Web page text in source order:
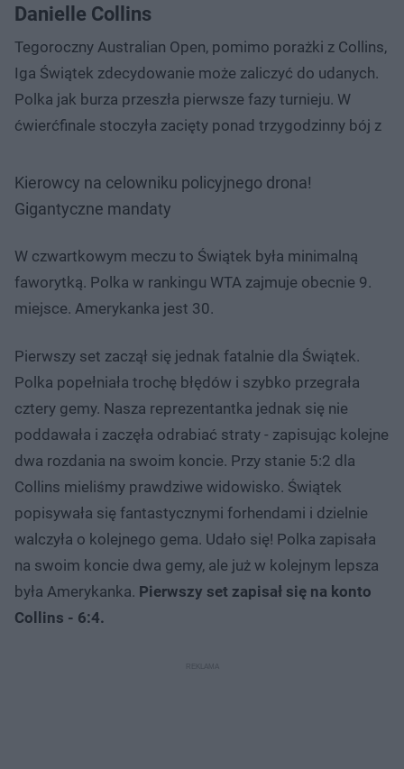
Danielle Collins
Tegoroczny Australian Open, pomimo porażki z Collins,
Iga Świątek zdecydowanie może zaliczyć do udanych.
Polka jak burza przeszła pierwsze fazy turnieju. W
ćwierćfinale stoczyła zacięty ponad trzygodzinny bój z
Kierowcy na celowniku policyjnego drona!
Gigantyczne mandaty
W czwartkowym meczu to Świątek była minimalną
faworytką. Polka w rankingu WTA zajmuje obecnie 9.
miejsce. Amerykanka jest 30.
Pierwszy set zaczął się jednak fatalnie dla Świątek.
Polka popełniała trochę błędów i szybko przegrała
cztery gemy. Nasza reprezentantka jednak się nie
poddawała i zaczęła odrabiać straty - zapisując kolejne
dwa rozdania na swoim koncie. Przy stanie 5:2 dla
Collins mieliśmy prawdziwe widowisko. Świątek
popisywała się fantastycznymi forhendami i dzielnie
walczyła o kolejnego gema. Udało się! Polka zapisała
na swoim koncie dwa gemy, ale już w kolejnym lepsza
była Amerykanka. Pierwszy set zapisał się na konto
Collins - 6:4.